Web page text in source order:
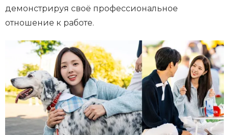
демонстрируя своё профессиональное
отношение к работе.